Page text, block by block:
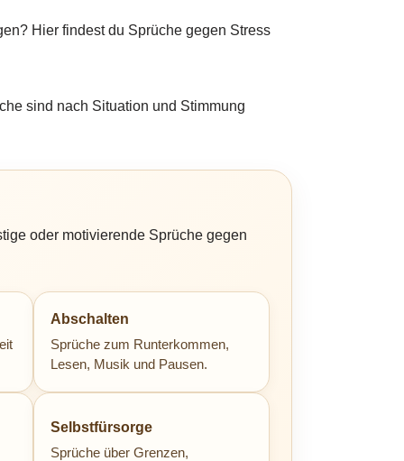
Hier findest du Sprüche gegen Stress
sind nach Situation und Stimmung
oder motivierende Sprüche gegen
Abschalten
Sprüche zum Runterkommen,
Lesen, Musik und Pausen.
Selbstfürsorge
Sprüche über Grenzen,